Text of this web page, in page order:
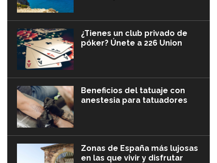
¿Tienes un club privado de
póker? Únete a 226 Union
Beneficios del tatuaje con
anestesia para tatuadores
Zonas de España más lujosas
en las que vivir y disfrutar